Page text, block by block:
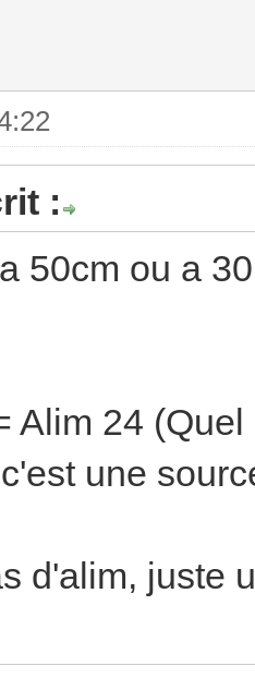
:
50cm ou a
Alim 24
une
d'alim, juste